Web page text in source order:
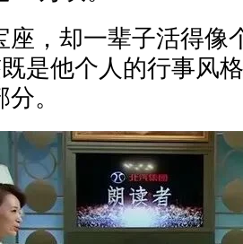
座，却一辈子活得像
是他个人的行事风
。